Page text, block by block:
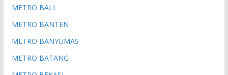
METRO BALI
METRO BANTEN
METRO BANYUMAS
METRO BATANG